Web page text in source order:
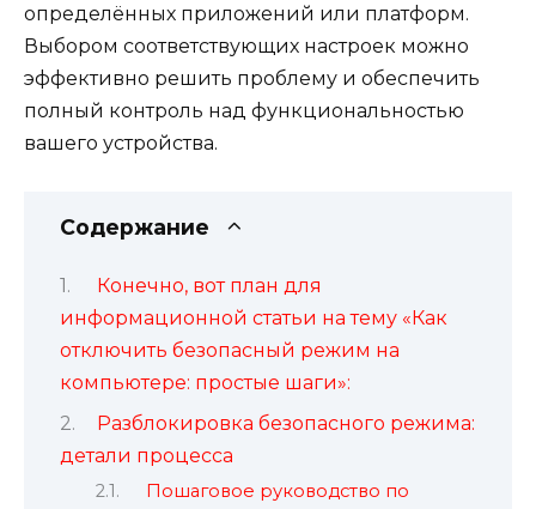
определённых приложений или платформ.
Выбором соответствующих настроек можно
эффективно решить проблему и обеспечить
полный контроль над функциональностью
вашего устройства.
Содержание
Конечно, вот план для
информационной статьи на тему «Как
отключить безопасный режим на
компьютере: простые шаги»:
Разблокировка безопасного режима:
детали процесса
Пошаговое руководство по